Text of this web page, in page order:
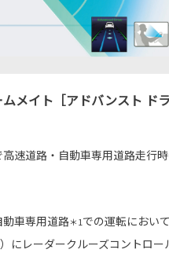
ムメイト［アドバンスト ド
速道路・自動車専用道路走行
車専用道路＊1での運転におい
にレーダークルーズコントロー